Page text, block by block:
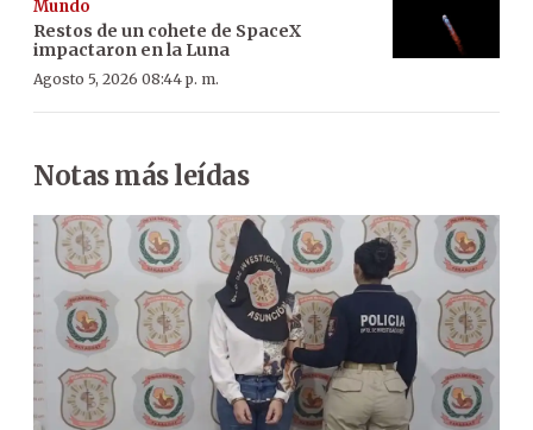
Mundo
Restos de un cohete de SpaceX
impactaron en la Luna
Agosto 5, 2026 08:44 p. m.
Notas más leídas